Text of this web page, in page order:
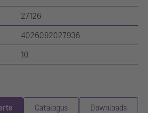
27126
4026092027936
10
Catalogus Downloads